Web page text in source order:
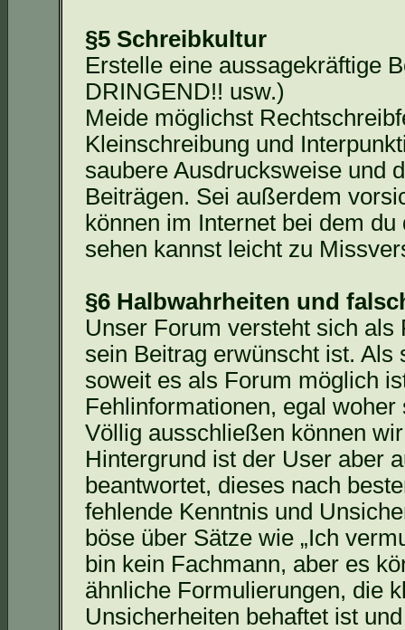
§5 Schreibkultur
Erstelle eine aussagekräftige
DRINGEND!! usw.)
Meide möglichst
Kleinschreibung und
saubere Ausdrucksweise und
Beiträgen. Sei außerdem
können im Internet bei dem
sehen kannst leicht zu
§6 Halbwahrheiten und
Unser Forum versteht sich
sein Beitrag erwünscht ist.
soweit es als Forum möglich
Fehlinformationen, egal
Völlig ausschließen können
Hintergrund ist der User aber
beantwortet, dieses nach
fehlende Kenntnis und
böse über Sätze wie „Ich
bin kein Fachmann, aber es
ähnliche Formulierungen, die
Unsicherheiten behaftet ist